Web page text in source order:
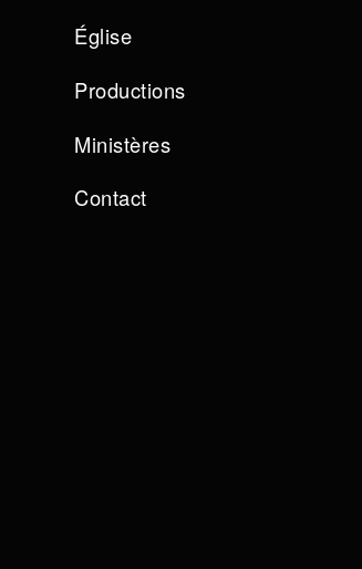
Église
Productions
Ministères
Contact